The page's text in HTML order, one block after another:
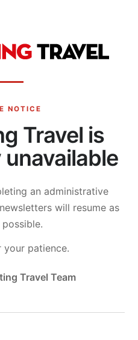
NOTICE
Travel is
an administrative
will resume as
your patience.
Travel Team